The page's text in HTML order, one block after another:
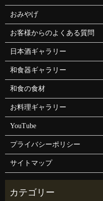
おみやげ
お客様からのよくある質問
日本酒ギャラリー
和食器ギャラリー
和食の食材
お料理ギャラリー
YouTube
プライバシーポリシー
サイトマップ